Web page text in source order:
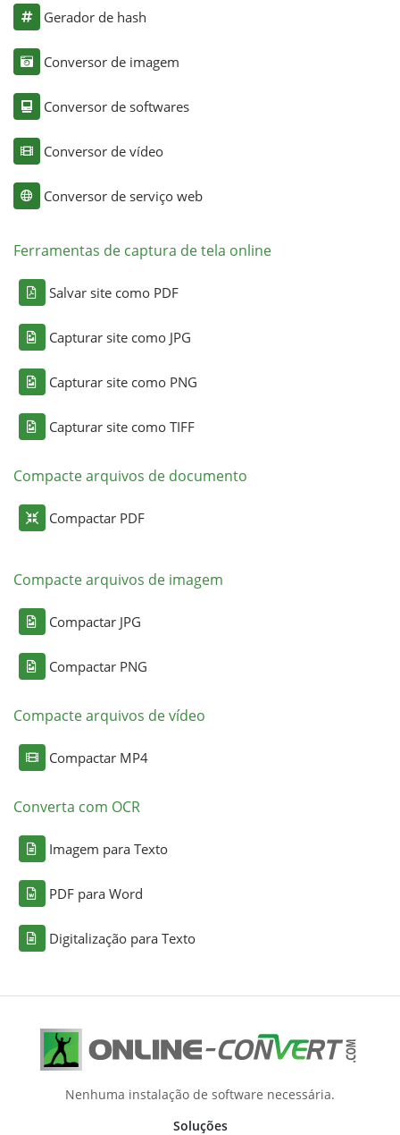
Gerador de hash
Conversor de imagem
Conversor de softwares
Conversor de vídeo
Conversor de serviço web
Ferramentas de captura de tela online
Salvar site como PDF
Capturar site como JPG
Capturar site como PNG
Capturar site como TIFF
Compacte arquivos de documento
Compactar PDF
Compacte arquivos de imagem
Compactar JPG
Compactar PNG
Compacte arquivos de vídeo
Compactar MP4
Converta com OCR
Imagem para Texto
PDF para Word
Digitalização para Texto
Nenhuma instalação de software necessária.
Soluções